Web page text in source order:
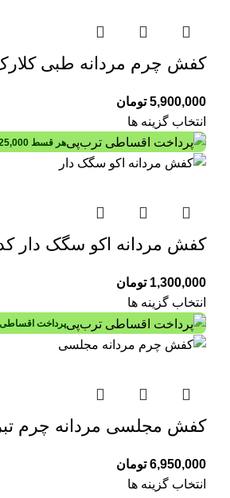
کفش چرم مردانه طبی کلارک
5,900,000 تومان
انتخاب گزینه ها
هر قسط
کفش مردانه اکو سگک دار کد
1,300,000 تومان
انتخاب گزینه ها
پرداخت اقساطی
کفش مجلسی مردانه چرم تبریز
6,950,000 تومان
انتخاب گزینه ها